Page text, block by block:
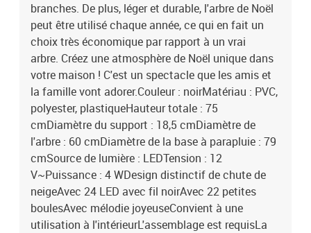
branches. De plus, léger et durable, l'arbre de Noël
peut être utilisé chaque année, ce qui en fait un
choix très économique par rapport à un vrai
arbre. Créez une atmosphère de Noël unique dans
votre maison ! C'est un spectacle que les amis et
la famille vont adorer.Couleur : noirMatériau : PVC,
polyester, plastiqueHauteur totale : 75
cmDiamètre du support : 18,5 cmDiamètre de
l'arbre : 60 cmDiamètre de la base à parapluie : 79
cmSource de lumière : LEDTension : 12
V~Puissance : 4 WDesign distinctif de chute de
neigeAvec 24 LED avec fil noirAvec 22 petites
boulesAvec mélodie joyeuseConvient à une
utilisation à l'intérieurL'assemblage est requisLa